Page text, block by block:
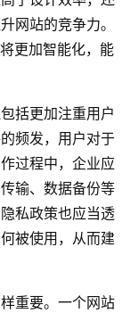
网站的竞争力。
更加智能化，能
括更加注重用户
频发，用户对于
过程中，企业应
输、数据备份等
私政策也应当透
被使用，从而建
重要。一个网站